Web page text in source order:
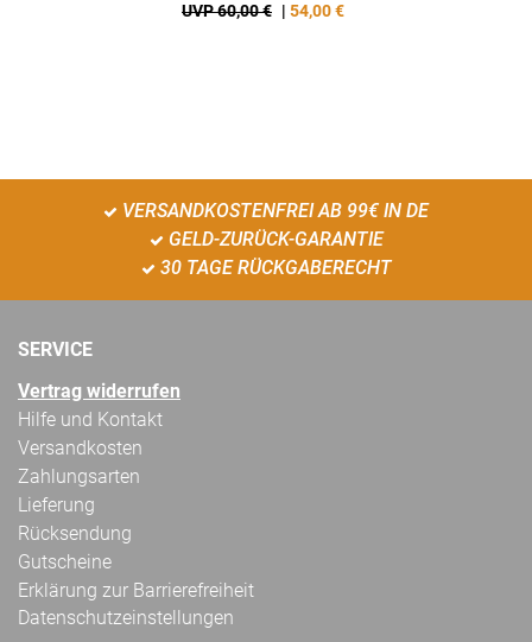
UVP 60,00 € | 54,00€
VERSANDKOSTENFREI AB 99€ IN DE
GELD-ZURÜCK-GARANTIE
30 TAGE RÜCKGABERECHT
SERVICE
Vertrag widerrufen
Hilfe und Kontakt
Versandkosten
Zahlungsarten
Lieferung
Rücksendung
Gutscheine
Erklärung zur Barrierefreiheit
Datenschutzeinstellungen